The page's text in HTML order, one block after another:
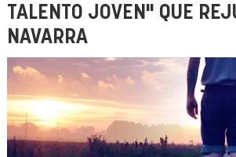
TALENTO JOVEN" QUE
NAVARRA